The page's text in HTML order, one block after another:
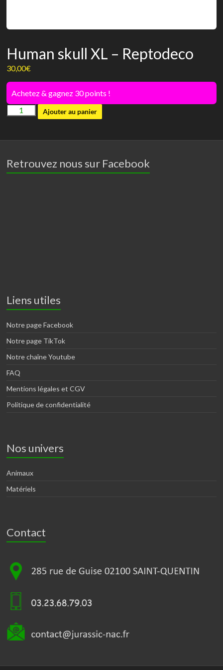
Human skull XL – Reptodeco
30,00€
Achetez & gagnez 30 points !
quantité
XL
-
Ajouter au panier
Retrouvez nous sur Facebook
Liens utiles
Notre page Facebook
Notre page TikTok
Notre chaîne Youtube
FAQ
Mentions légales et CGV
Politique de confidentialité
Nos univers
Animaux
Matériels
Contact